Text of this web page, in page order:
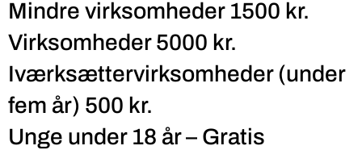
Mindre virksomheder 1500 kr.
Virksomheder 5000 kr.
Iværksættervirksomheder (under
fem år) 500 kr.
Unge under 18 år – Gratis